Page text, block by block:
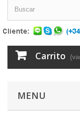
Carrito
MENU